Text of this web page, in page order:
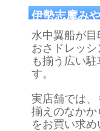
伊勢志摩み
水中翼船が
おさドレッ
も揃う広い
す。
実店舗では
揃えのなか
をお買い求